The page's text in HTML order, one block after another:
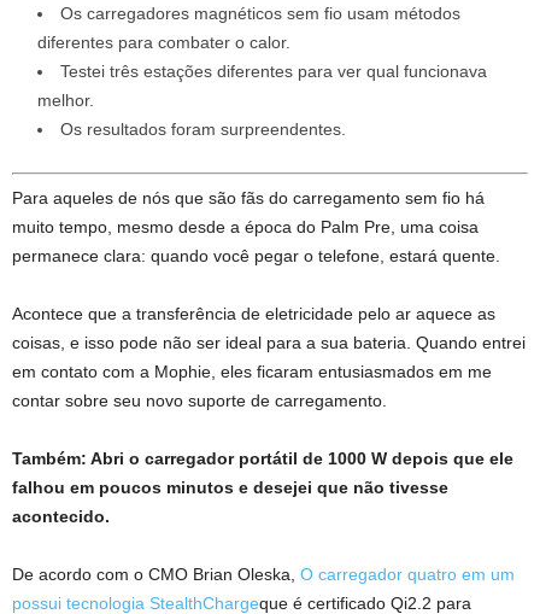
Os carregadores magnéticos sem fio usam métodos
diferentes para combater o calor.
Testei três estações diferentes para ver qual funcionava
melhor.
Os resultados foram surpreendentes.
Para aqueles de nós que são fãs do carregamento sem fio há
muito tempo, mesmo desde a época do Palm Pre, uma coisa
permanece clara: quando você pegar o telefone, estará quente.
Acontece que a transferência de eletricidade pelo ar aquece as
coisas, e isso pode não ser ideal para a sua bateria. Quando entrei
em contato com a Mophie, eles ficaram entusiasmados em me
contar sobre seu novo suporte de carregamento.
Também: Abri o carregador portátil de 1000 W depois que ele
falhou em poucos minutos e desejei que não tivesse
acontecido.
De acordo com o CMO Brian Oleska, O carregador quatro em um
possui tecnologia StealthChargeque é certificado Qi2.2 para